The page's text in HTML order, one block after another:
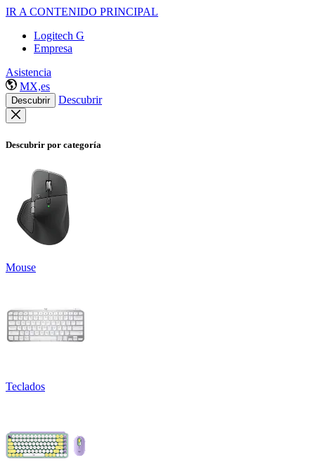
IR A CONTENIDO PRINCIPAL
Logitech G
Empresa
Asistencia
MX,es
Descubrir Descubrir
Descubrir por categoría
Mouse
Teclados